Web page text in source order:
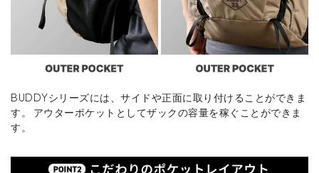
BUDDYシリーズには、サイドや正面に取り付けることができま
す。 アウターポケットとしてザックの容量を稼ぐことができま
す。